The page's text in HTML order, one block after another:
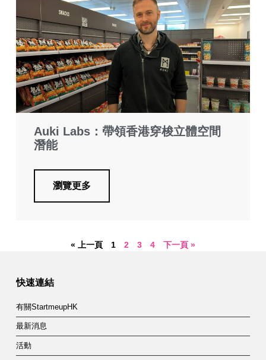
Auki Labs：帶領香港穿梭立體空間
潛能
瀏覽更多
« 上一頁 1 2 3 4 下一頁 »
快速連結
有關StartmeupHK
最新消息
活動